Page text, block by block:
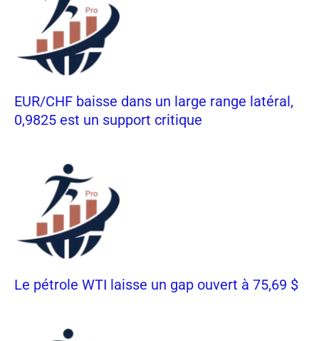
EUR/CHF baisse dans un large range latéral,
0,9825 est un support critique
Le pétrole WTI laisse un gap ouvert à 75,69 $